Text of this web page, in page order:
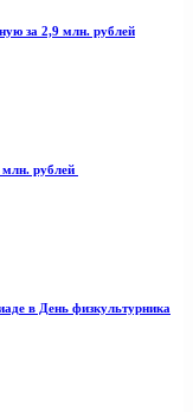
за 2,9 млн. рублей
рублей
в День физкультурника